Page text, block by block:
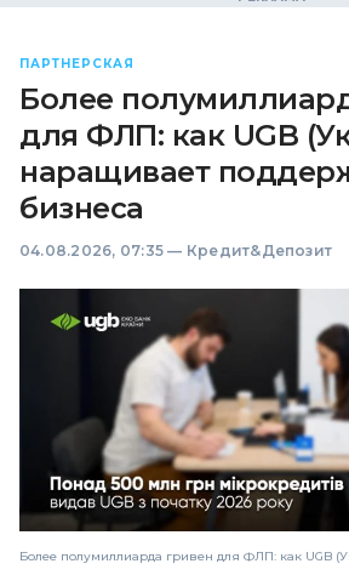
ПАРТНЕРСКАЯ
Более
для ФЛП: как UGB
наращивает
бизнеса
04.08.2026, 07:35 — Кредит&Депозит
Более полумиллиарда гривен для ФЛП: как UGB